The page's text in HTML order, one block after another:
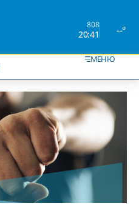
808
20:41 --°
МЕНЮ